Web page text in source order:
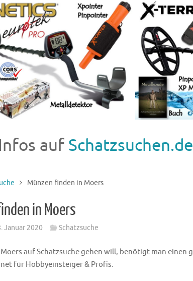
auf Schatzsuchen.de
Münzen finden in Moers
in Moers
Januar 2020 Schatzsuche
auf Schatzsuche gehen will, benötigt man einen
für Hobbyeinsteiger & Profis.